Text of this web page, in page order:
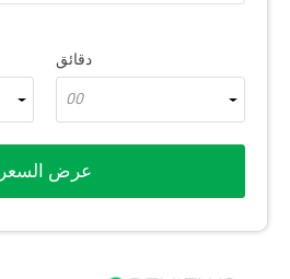
دقائق
00
عرض السعر